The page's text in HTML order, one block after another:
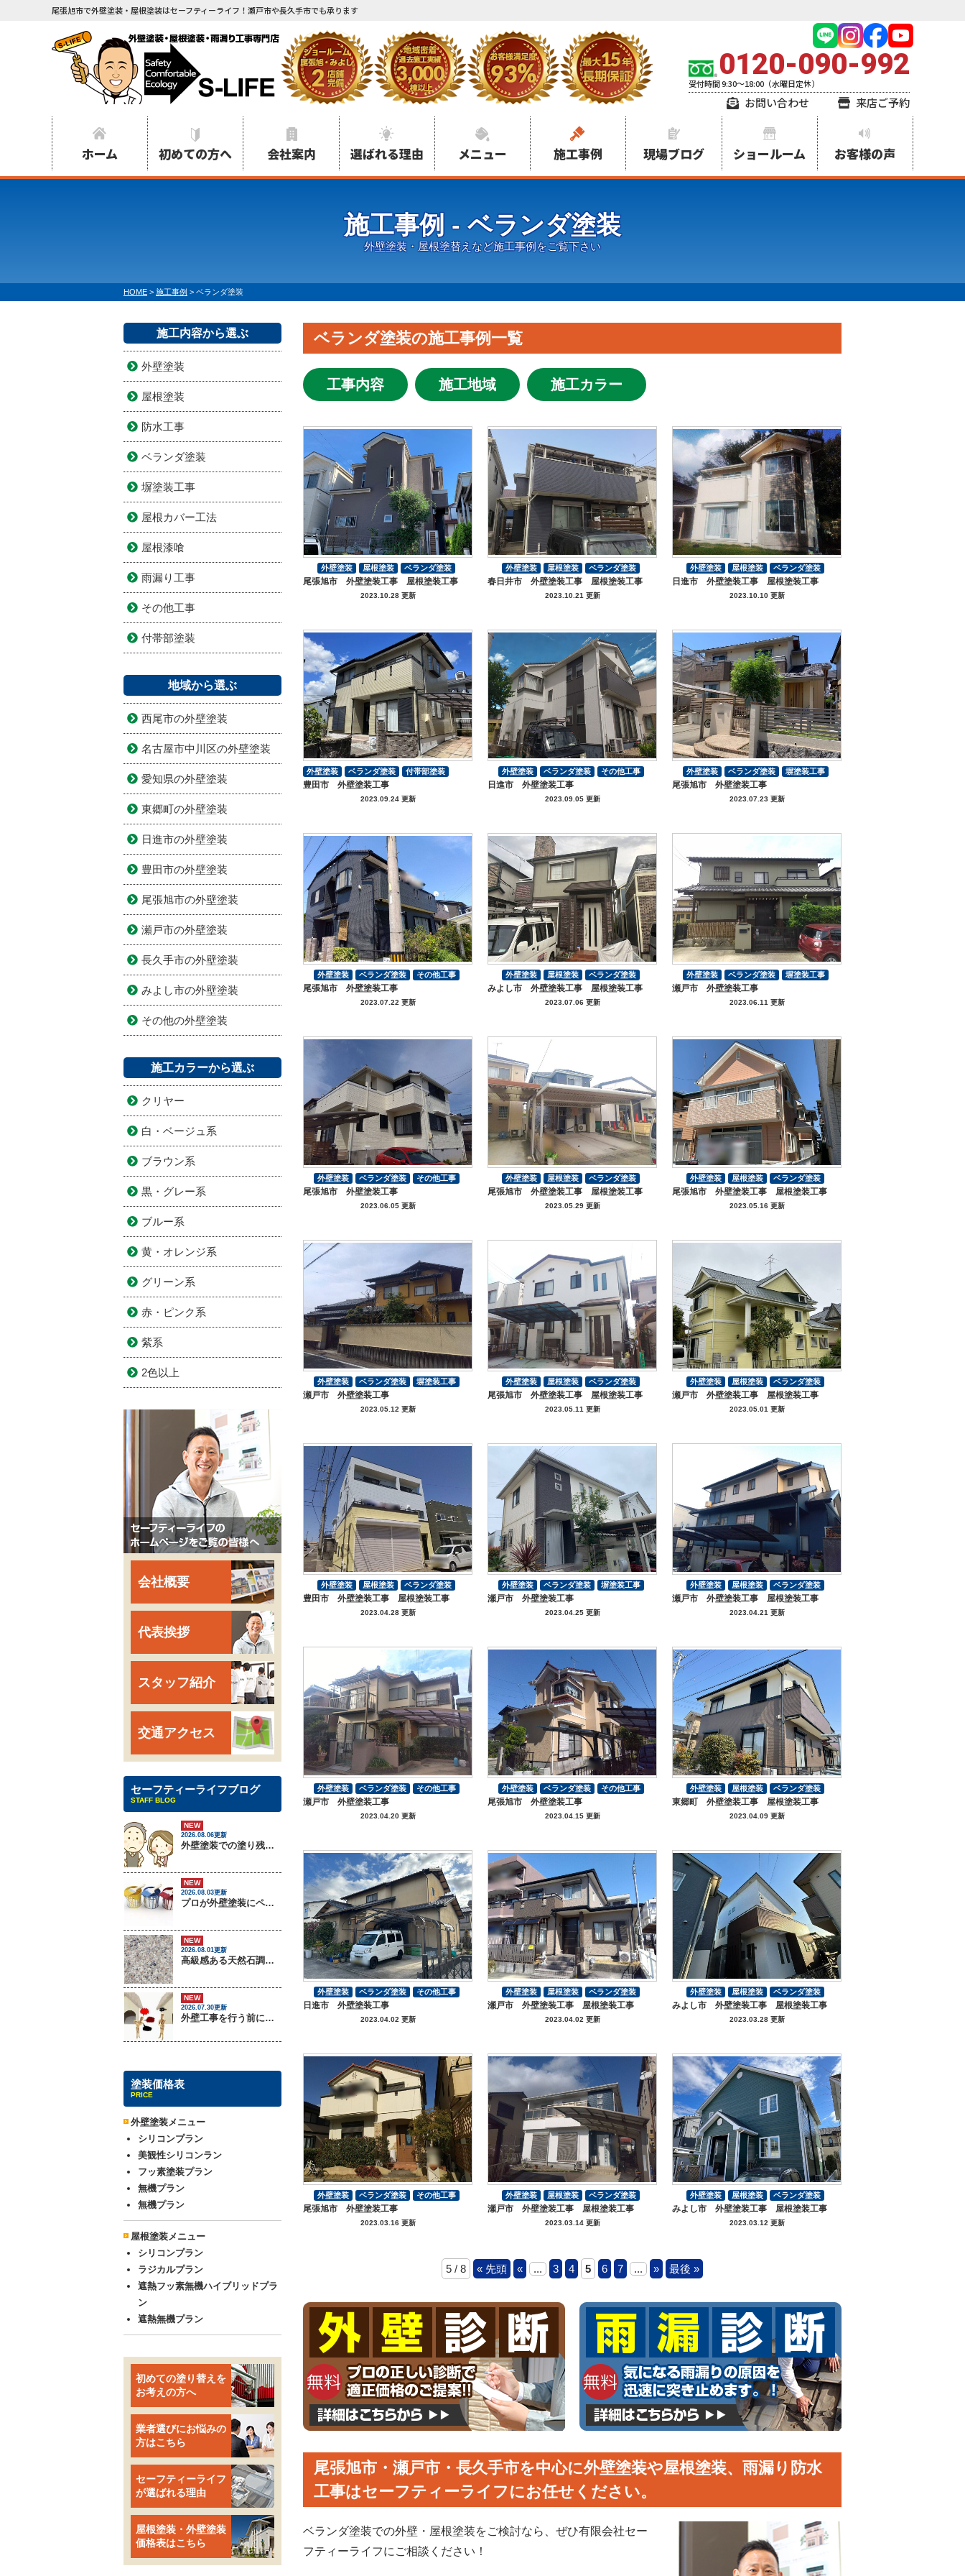
尾張旭市で外壁塗装・屋根塗装はセーフティーライフ！瀬戸市や長久手市でも承ります
0120-090-992
受付時間 9:30～18:00（水曜日定休）
お問い合わせ 来店ご予約
ホーム 初めての方へ 会社案内 選ばれる理由 メニュー 施工事例 現場ブログ ショールーム お客様の声
施工事例 - ベランダ塗装
外壁塗装・屋根塗替えなど施工事例をご覧下さい
HOME > 施工事例 > ベランダ塗装
ベランダ塗装の施工事例一覧
工事内容 施工地域 施工カラー
尾張旭市 外壁塗装工事 屋根塗装工事
2023.10.28 更新
外壁塗装 屋根塗装
ベランダ塗装
付帯部塗装
春日井市 外壁塗装工事 屋根塗装工事
2023.10.21 更新
外壁塗装 屋根塗装
ベランダ塗装
付帯部塗装
日進市 外壁塗装工事 屋根塗装工事
2023.10.10 更新
外壁塗装 屋根塗装
ベランダ塗装
付帯部塗装
豊田市 外壁塗装工事
2023.09.24 更新
外壁塗装 ベランダ塗装 付帯部塗装
日進市 外壁塗装工事
2023.09.05 更新
外壁塗装 ベランダ塗装
その他工事
付帯部塗装
尾張旭市 外壁塗装工事
2023.07.23 更新
外壁塗装 ベランダ塗装
塀塗装工事
その他工事
付帯部塗装
尾張旭市 外壁塗装工事
2023.07.22 更新
外壁塗装 ベランダ塗装
その他工事
付帯部塗装
みよし市 外壁塗装工事 屋根塗装工事
2023.07.06 更新
外壁塗装 屋根塗装
ベランダ塗装
付帯部塗装
瀬戸市 外壁塗装工事
2023.06.11 更新
外壁塗装 ベランダ塗装
塀塗装工事
その他工事
尾張旭市 外壁塗装工事
2023.06.05 更新
外壁塗装 ベランダ塗装
その他工事
付帯部塗装
尾張旭市 外壁塗装工事 屋根塗装工事
2023.05.29 更新
外壁塗装 屋根塗装
ベランダ塗装
付帯部塗装
尾張旭市 外壁塗装工事 屋根塗装工事
2023.05.16 更新
外壁塗装 屋根塗装
ベランダ塗装
その他工事
付帯部塗装
瀬戸市 外壁塗装工事
2023.05.12 更新
外壁塗装 ベランダ塗装
塀塗装工事
その他工事
尾張旭市 外壁塗装工事 屋根塗装工事
2023.05.11 更新
外壁塗装 屋根塗装
ベランダ塗装
その他工事
付帯部塗装 瀬戸市 外壁塗装工事 屋根塗装工事
2023.05.01 更新
外壁塗装 屋根塗装
ベランダ塗装
付帯部塗装
豊田市 外壁塗装工事 屋根塗装工事
2023.04.28 更新
外壁塗装 屋根塗装
ベランダ塗装
付帯部塗装
瀬戸市 外壁塗装工事
2023.04.25 更新
外壁塗装 ベランダ塗装
塀塗装工事
その他工事
瀬戸市 外壁塗装工事 屋根塗装工事
2023.04.21 更新
外壁塗装 屋根塗装
ベランダ塗装
付帯部塗装
瀬戸市 外壁塗装工事
2023.04.20 更新
外壁塗装 ベランダ塗装
その他工事
付帯部塗装
尾張旭市 外壁塗装工事
2023.04.15 更新
外壁塗装 ベランダ塗装
その他工事
付帯部塗装
東郷町 外壁塗装工事 屋根塗装工事
2023.04.09 更新
外壁塗装 屋根塗装
ベランダ塗装
付帯部塗装
日進市 外壁塗装工事
2023.04.02 更新
外壁塗装 ベランダ塗装
その他工事
付帯部塗装
瀬戸市 外壁塗装工事 屋根塗装工事
2023.04.02 更新
外壁塗装 屋根塗装
ベランダ塗装
付帯部塗装
みよし市 外壁塗装工事 屋根塗装工事
2023.03.28 更新
外壁塗装 屋根塗装
ベランダ塗装
その他工事
付帯部塗装
尾張旭市 外壁塗装工事
2023.03.16 更新
外壁塗装 ベランダ塗装
その他工事
付帯部塗装
瀬戸市 外壁塗装工事 屋根塗装工事
2023.03.14 更新
外壁塗装 屋根塗装
ベランダ塗装
付帯部塗装
みよし市 外壁塗装工事 屋根塗装工事
2023.03.12 更新
外壁塗装 屋根塗装
ベランダ塗装
その他工事
付帯部塗装
5 / 8 « 先頭 « ... 3 4 5 6 7 ... » 最後 »
尾張旭市・瀬戸市・長久手市を中心に外壁塗装や屋根塗装、雨漏り防水
工事はセーフティーライフにお任せください。
ベランダ塗装での外壁・屋根塗装をご検討なら、ぜひ有限会社セー
フティーライフにご相談ください！
施工内容から選ぶ
外壁塗装
屋根塗装
防水工事
ベランダ塗装
塀塗装工事
屋根カバー工法
屋根漆喰
雨漏り工事
その他工事
付帯部塗装
地域から選ぶ
西尾市の外壁塗装
名古屋市中川区の外壁塗装
愛知県の外壁塗装
東郷町の外壁塗装
日進市の外壁塗装
豊田市の外壁塗装
尾張旭市の外壁塗装
瀬戸市の外壁塗装
長久手市の外壁塗装
みよし市の外壁塗装
その他の外壁塗装
施工カラーから選ぶ
クリヤー
白・ベージュ系
ブラウン系
黒・グレー系
ブルー系
黄・オレンジ系
グリーン系
赤・ピンク系
紫系
2色以上
会社概要
代表挨拶
スタッフ紹介
交通アクセス
セーフティーライフブログ
STAFF BLOG
NEW
2026.08.06更新
外壁塗装での塗り残しトラブルについて
NEW
2026.08.03更新
プロが外壁塗装にペンキをしない理由
NEW
2026.08.01更新
高級感ある天然石調外壁について
NEW
2026.07.30更新
外壁工事を行う前に把握しておくべき3つのトラブル
塗装価格表
PRICE
外壁塗装メニュー
シリコンプラン
美観性シリコンラン
フッ素塗装プラン
無機プラン
無機プラン
屋根塗装メニュー
シリコンプラン
ラジカルプラン
遮熱フッ素無機ハイブリッドプラ
ン
遮熱無機プラン
初めての塗り替えを
お考えの方へ
業者選びにお悩みの
方はこちら
セーフティーライフ
が選ばれる理由
屋根塗装・外壁塗装
価格表はこちら